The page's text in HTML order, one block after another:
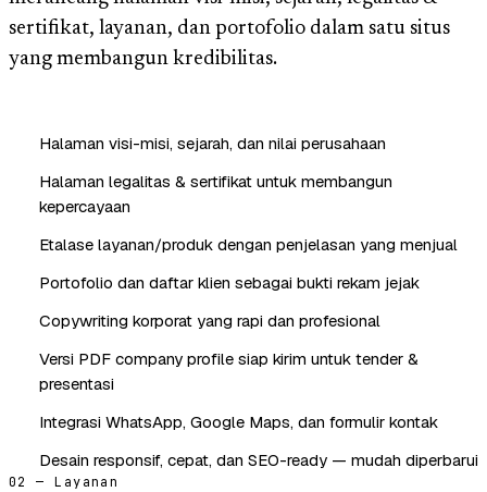
sertifikat, layanan, dan portofolio dalam satu situs
yang membangun kredibilitas.
Halaman visi-misi, sejarah, dan nilai perusahaan
Halaman legalitas & sertifikat untuk membangun
kepercayaan
Etalase layanan/produk dengan penjelasan yang menjual
Portofolio dan daftar klien sebagai bukti rekam jejak
Copywriting korporat yang rapi dan profesional
Versi PDF company profile siap kirim untuk tender &
presentasi
Integrasi WhatsApp, Google Maps, dan formulir kontak
Desain responsif, cepat, dan SEO-ready — mudah diperbarui
02 — Layanan